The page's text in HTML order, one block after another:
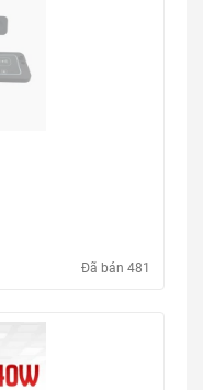
Đã bán 481